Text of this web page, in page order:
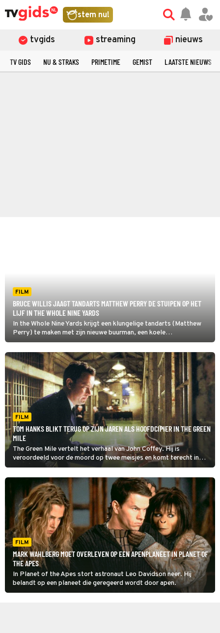
stem nu!
tvgids streaming nieuws
TV GIDS NU & STRAKS PRIMETIME GEMIST LAATSTE NIEUWS
FILM
BRUCE WILLIS JAAGT TANDARTS MATTHEW PERRY DE STUIPEN OP HET
LIJF IN THE WHOLE NINE YARDS
In the Whole Nine Yards krijgt een klungelige tandarts (Matthew
Perry) te maken met zijn nieuwe buurman, een koele
huurmoordenaar (Bruce Willis).
FILM
TOM HANKS BLIKT TERUG OP ZIJN JAREN ALS HOOFDCIPIER IN THE GREEN
MILE
The Green Mile vertelt het verhaal van John Coffey. Hij is
veroordeeld voor de moord op twee meisjes en komt terecht in
een gevangenis in Louisiana. Hier verandert hij de levens van de
bewakers op verschillende manieren.
FILM
MARK WAHLBERG MOET OVERLEVEN OP EEN APENPLANEET IN PLANET OF
THE APES
In Planet of the Apes stort astronaut Leo Davidson neer. Hij
belandt op een planeet die geregeerd wordt door apen.